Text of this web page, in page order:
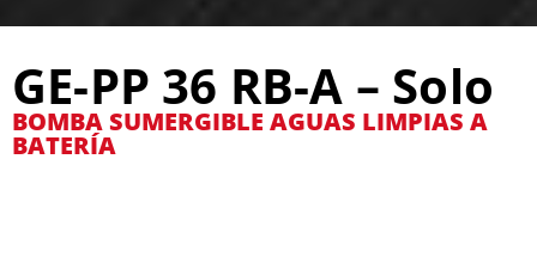
GE-PP 36 RB-A – Solo
BOMBA SUMERGIBLE AGUAS LIMPIAS A
BATERÍA